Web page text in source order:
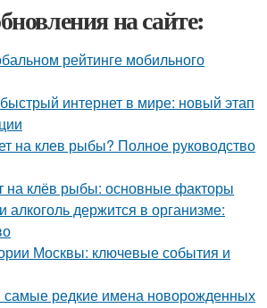
на сайте:
рейтинге мобильного
интернет в мире: новый этап
на клев рыбы? Полное руководство
на клёв рыбы: основные факторы
алкоголь держится в организме:
Москвы: ключевые события и
редкие имена новорожденных